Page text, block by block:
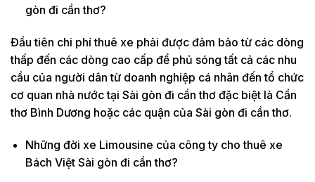
gòn đi cần thơ?
Đầu tiên chi phí thuê xe phải được đảm bảo từ các dòng
thấp đến các dòng cao cấp để phủ sóng tất cả các nhu
cầu của người dân từ doanh nghiệp cá nhân đến tổ chức
cơ quan nhà nước tại Sài gòn đi cần thơ đặc biệt là Cần
thơ Bình Dương hoặc các quận của Sài gòn đi cần thơ.
Những đời xe Limousine của công ty cho thuê xe
Bách Việt Sài gòn đi cần thơ?